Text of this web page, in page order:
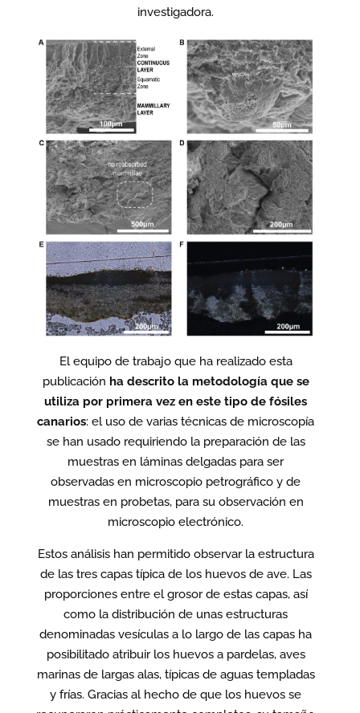
investigadora.
El equipo de trabajo que ha realizado esta
publicación ha descrito la metodología que se
utiliza por primera vez en este tipo de fósiles
canarios: el uso de varias técnicas de microscopía
se han usado requiriendo la preparación de las
muestras en láminas delgadas para ser
observadas en microscopio petrográfico y de
muestras en probetas, para su observación en
microscopio electrónico.
Estos análisis han permitido observar la estructura
de las tres capas típica de los huevos de ave. Las
proporciones entre el grosor de estas capas, así
como la distribución de unas estructuras
denominadas vesículas a lo largo de las capas ha
posibilitado atribuir los huevos a pardelas, aves
marinas de largas alas, típicas de aguas templadas
y frías. Gracias al hecho de que los huevos se